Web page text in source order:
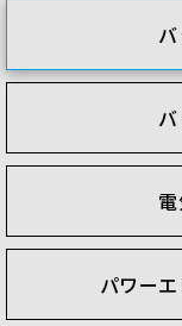
パワー